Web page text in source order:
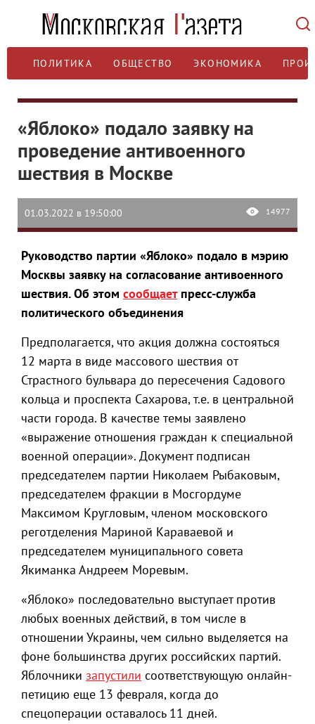
ПОЛИТИКА ОБЩЕСТВО ЭКОНОМИКА
«Яблоко» подало заявку на
проведение антивоенного
шествия в Москве
01.03.2022 в 19:50:00 14977
Руководство партии «Яблоко» подало в мэрию
Москвы заявку на согласование антивоенного
шествия. Об этом сообщаетпресс-служба
политического объединения
Предполагается, что акция должна состояться
12 марта в виде массового шествия от
Страстного бульвара до пересечения Садового
кольца и проспекта Сахарова, т.е. в центральной
части города. В качестве темы заявлено
«выражение отношения граждан к специальной
военной операции». Документ подписан
председателем партии Николаем Рыбаковым,
председателем фракции в Мосгордуме
Максимом Кругловым, членом московского
реготделения Мариной Караваевой и
председателем муниципального совета
Якиманка Андреем Моревым.
«Яблоко» последовательно выступает против
любых военных действий, в том числе в
отношении Украины, чем сильно выделяется на
фоне большинства других российских партий.
Яблочники запустили соответствующую онлайн-
петицию еще 13 февраля, когда до
спецоперации оставалось 11 дней.